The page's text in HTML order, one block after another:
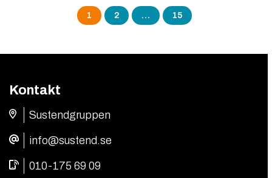
Sidnumrering
1 2 … 15
Kontakt
Sustendgruppen
info@sustend.se
010-175 69 09